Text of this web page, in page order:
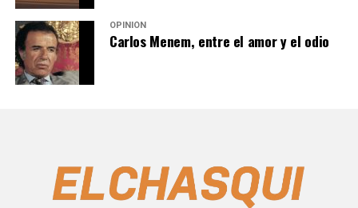
OPINIÓN
Carlos Menem, entre el amor y el odio